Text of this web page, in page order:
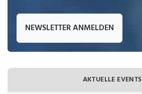
NEWSLETTER ANMELDEN
AKTUELLE EVENTS